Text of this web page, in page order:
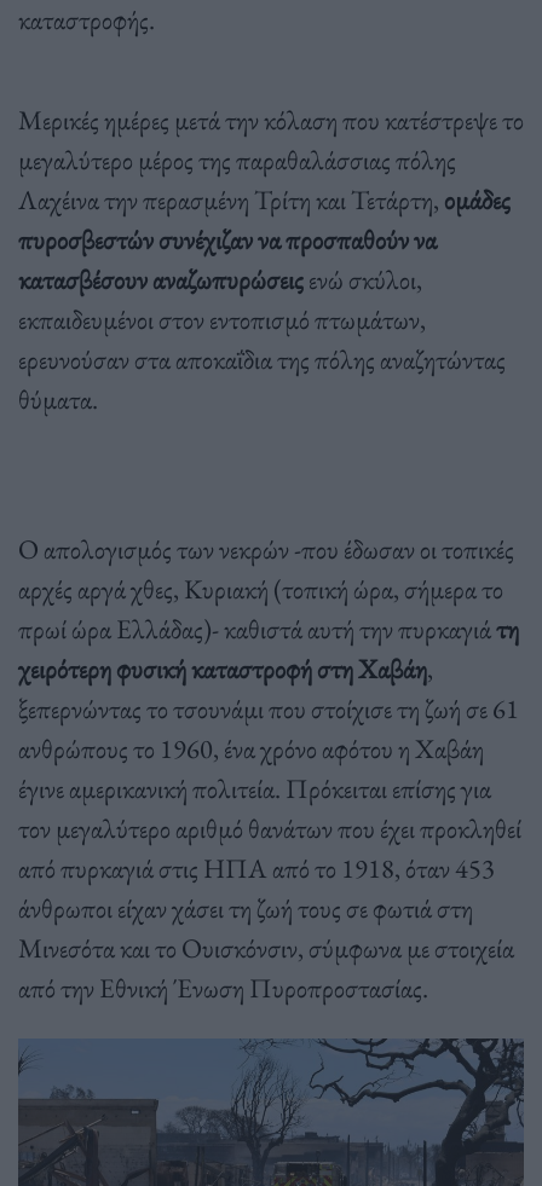
καταστροφής.
Μερικές ημέρες μετά την κόλαση που κατέστρεψε το
μεγαλύτερο μέρος της παραθαλάσσιας πόλης
Λαχέινα την περασμένη Τρίτη και Τετάρτη, ομάδες
πυροσβεστών συνέχιζαν να προσπαθούν να
κατασβέσουν αναζωπυρώσειςενώ σκύλοι,
εκπαιδευμένοι στον εντοπισμό πτωμάτων,
ερευνούσαν στα αποκαΐδια της πόλης αναζητώντας
θύματα.
Ο απολογισμός των νεκρών -που έδωσαν οι τοπικές
αρχές αργά χθες, Κυριακή (τοπική ώρα, σήμερα το
πρωί ώρα Ελλάδας)- καθιστά αυτή την πυρκαγιάτη
χειρότερη φυσική καταστροφή στη Χαβάη,
ξεπερνώντας το τσουνάμι που στοίχισε τη ζωή σε 61
ανθρώπους το 1960, ένα χρόνο αφότου η Χαβάη
έγινε αμερικανική πολιτεία. Πρόκειται επίσης για
τον μεγαλύτερο αριθμό θανάτων που έχει προκληθεί
από πυρκαγιά στις ΗΠΑ από το 1918, όταν 453
άνθρωποι είχαν χάσει τη ζωή τους σε φωτιά στη
Μινεσότα και το Ουισκόνσιν, σύμφωνα με στοιχεία
από την Εθνική Ένωση Πυροπροστασίας.